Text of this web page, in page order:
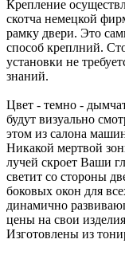
Крепление
скотча немецкой
рамку двери. Это
способ креплний.
установки не
знаний.
Цвет - темно -
будут визуально
этом из салона
Никакой мертвой
лучей скроет Ваши
светит со стороны
боковых окон для
динамично
цены на свои
Изготовлены из